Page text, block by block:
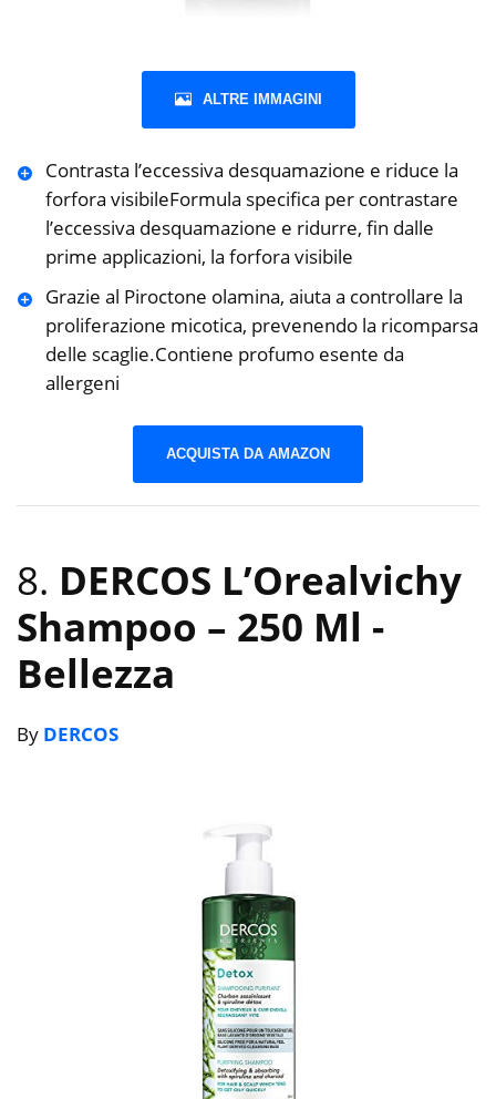
ALTRE IMMAGINI
Contrasta l’eccessiva desquamazione e riduce la
forfora visibileFormula specifica per contrastare
l’eccessiva desquamazione e ridurre, fin dalle
prime applicazioni, la forfora visibile
Grazie al Piroctone olamina, aiuta a controllare la
proliferazione micotica, prevenendo la ricomparsa
delle scaglie.Contiene profumo esente da
allergeni
ACQUISTA DA AMAZON
8. DERCOS L’Orealvichy
Shampoo – 250 Ml -
Bellezza
By DERCOS